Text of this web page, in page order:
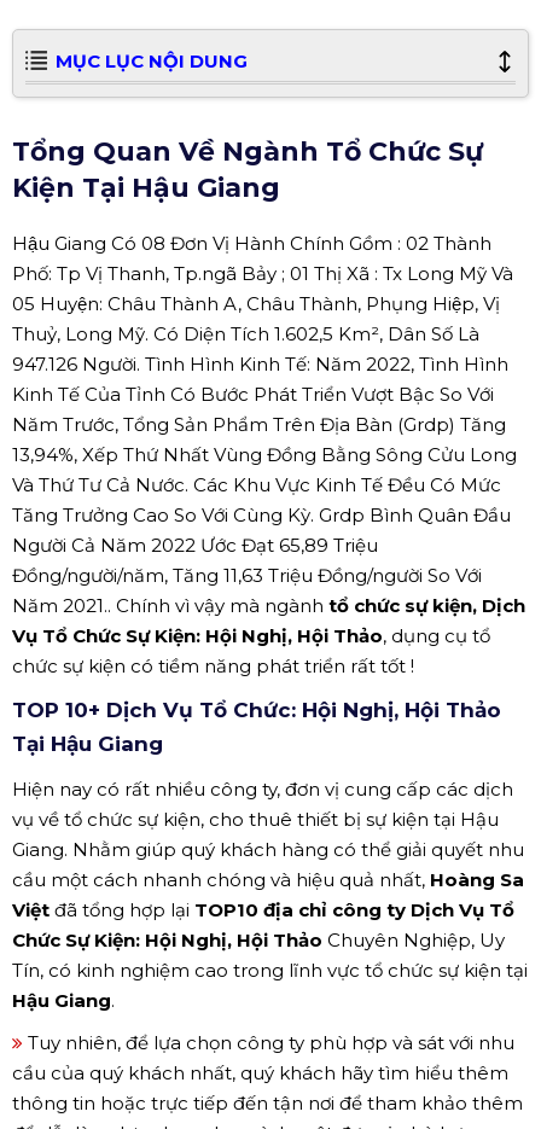
MỤC LỤC NỘI DUNG
Tổng Quan Về Ngành Tổ Chức Sự
Kiện Tại Hậu Giang
Hậu Giang Có 08 Đơn Vị Hành Chính Gồm : 02 Thành
Phố: Tp Vị Thanh, Tp.ngã Bảy ; 01 Thị Xã : Tx Long Mỹ Và
05 Huyện: Châu Thành A, Châu Thành, Phụng Hiệp, Vị
Thuỷ, Long Mỹ. Có Diện Tích 1.602,5 Km², Dân Số Là
947.126 Người. Tình Hình Kinh Tế: Năm 2022, Tình Hình
Kinh Tế Của Tỉnh Có Bước Phát Triển Vượt Bậc So Với
Năm Trước, Tổng Sản Phẩm Trên Địa Bàn (Grdp) Tăng
13,94%, Xếp Thứ Nhất Vùng Đồng Bằng Sông Cửu Long
Và Thứ Tư Cả Nước. Các Khu Vực Kinh Tế Đều Có Mức
Tăng Trưởng Cao So Với Cùng Kỳ. Grdp Bình Quân Đầu
Người Cả Năm 2022 Ước Đạt 65,89 Triệu
Đồng/người/năm, Tăng 11,63 Triệu Đồng/người So Với
Năm 2021.. Chính vì vậy mà ngành tổ chức sự kiện, Dịch
Vụ Tổ Chức Sự Kiện: Hội Nghị, Hội Thảo, dụng cụ tổ
chức sự kiện có tiềm năng phát triển rất tốt !
TOP 10+ Dịch Vụ Tổ Chức: Hội Nghị, Hội Thảo
Tại Hậu Giang
Hiện nay có rất nhiều công ty, đơn vị cung cấp các dịch
vụ về tổ chức sự kiện, cho thuê thiết bị sự kiện tại Hậu
Giang. Nhằm giúp quý khách hàng có thể giải quyết nhu
cầu một cách nhanh chóng và hiệu quả nhất, Hoàng Sa
Việt đã tổng hợp lại TOP10 địa chỉ công ty Dịch Vụ Tổ
Chức Sự Kiện: Hội Nghị, Hội Thảo Chuyên Nghiệp, Uy
Tín, có kinh nghiệm cao trong lĩnh vực tổ chức sự kiện tại
Hậu Giang.
Tuy nhiên, để lựa chọn công ty phù hợp và sát với nhu
cầu của quý khách nhất, quý khách hãy tìm hiểu thêm
thông tin hoặc trực tiếp đến tận nơi để tham khảo thêm